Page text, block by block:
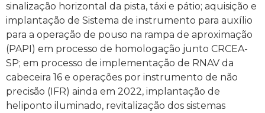
sinalização horizontal da pista, táxi e pátio; aquisição e
implantação de Sistema de instrumento para auxílio
para a operação de pouso na rampa de aproximação
(PAPI) em processo de homologação junto CRCEA-
SP; em processo de implementação de RNAV da
cabeceira 16 e operações por instrumento de não
precisão (IFR) ainda em 2022, implantação de
heliponto iluminado, revitalização dos sistemas